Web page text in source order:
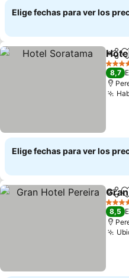
Elige fechas para ver los
4
8,7
Elige fechas para ver los
4
8,5